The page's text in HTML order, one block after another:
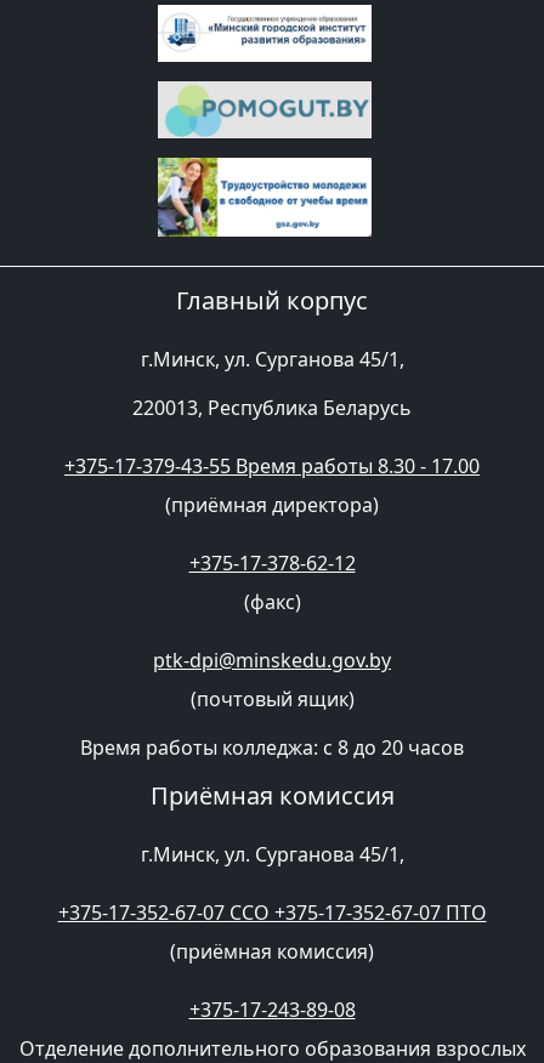
Главный корпус
г.Минск, ул. Сурганова 45/1,
220013, Республика Беларусь
+375-17-379-43-55 Время работы 8.30 - 17.00
(приёмная директора)
+375-17-378-62-12
(факс)
ptk-dpi@minskedu.gov.by
(почтовый ящик)
Время работы колледжа: с 8 до 20 часов
Приёмная комиссия
г.Минск, ул. Сурганова 45/1,
+375-17-352-67-07 CCO +375-17-352-67-07 ПТО
(приёмная комиссия)
+375-17-243-89-08
Отделение дополнительного образования взрослых